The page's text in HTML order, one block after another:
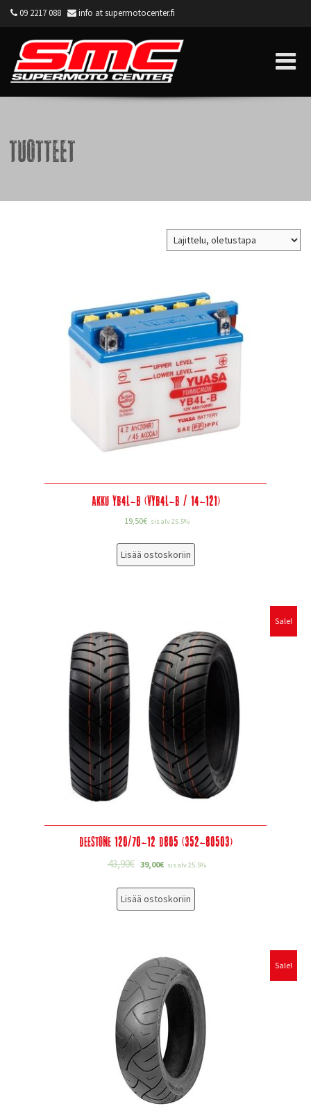
09 2217 088 info at supermotocenter.fi
Tuotteet
Akku YB4L-B (VYB4L-B / 14-121)
19,50€ sis alv 25.5%
Lisää ostoskoriin
Sale!
Deestone 120/70-12 D805 (352-80503)
43,90€ 39,00€ sis alv 25.5%
Lisää ostoskoriin
Sale!